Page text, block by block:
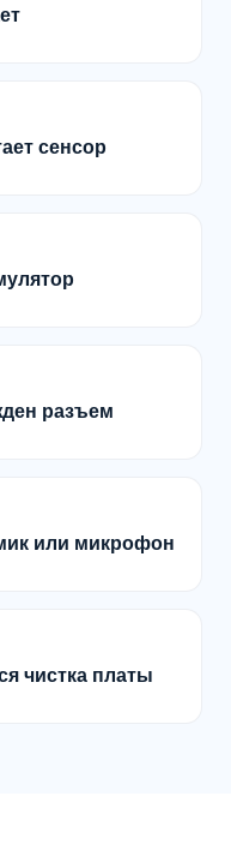
сенсор
разъем
или микрофон
чистка платы